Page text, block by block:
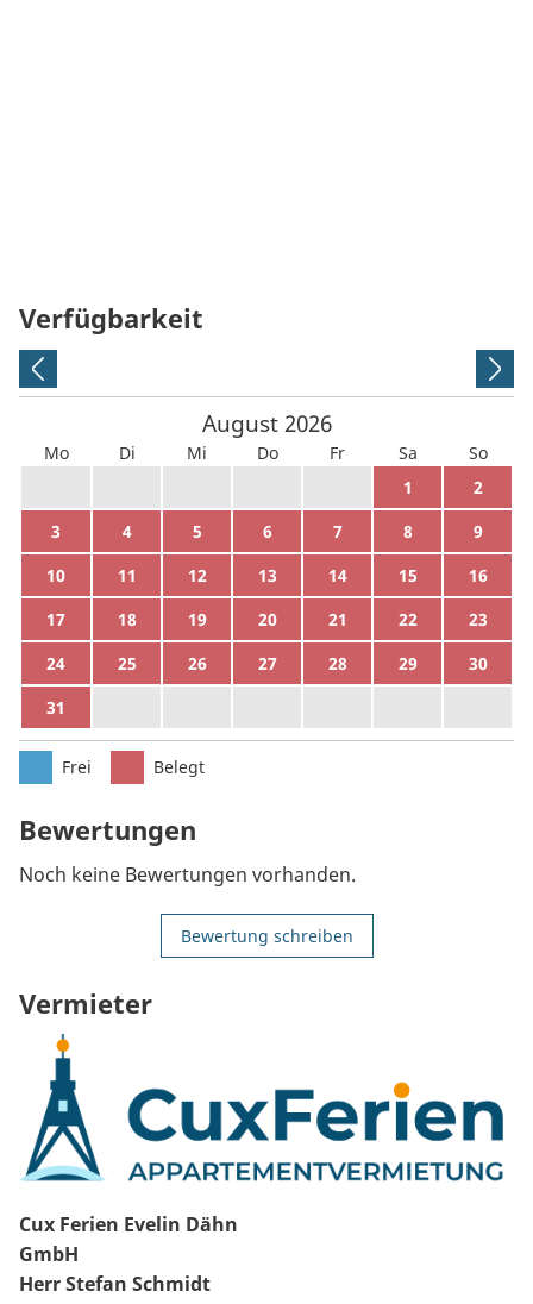
Verfügbarkeit
August 2026
Mo Di Mi Do Fr Sa
So
1
2
3
4 5 6 7 8
9
10
11 12 13 14 15
16
17
18 19 20 21 22
23
24
25 26 27 28 29
30
31
Frei Belegt
Bewertungen
Noch keine Bewertungen vorhanden.
Bewertung schreiben
Vermieter
Cux Ferien Evelin Dähn
GmbH
Herr Stefan Schmidt